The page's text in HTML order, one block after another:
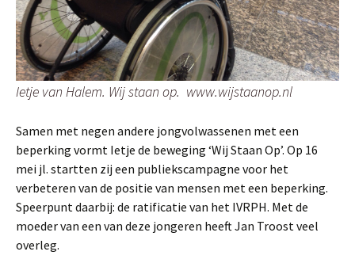
Ietje van Halem. Wij staan op. www.wijstaanop.nl
Samen met negen andere jongvolwassenen met een
beperking vormt Ietje de beweging ‘Wij Staan Op’. Op 16
mei jl. startten zij een publiekscampagne voor het
verbeteren van de positie van mensen met een beperking.
Speerpunt daarbij: de ratificatie van het IVRPH. Met de
moeder van een van deze jongeren heeft Jan Troost veel
overleg.